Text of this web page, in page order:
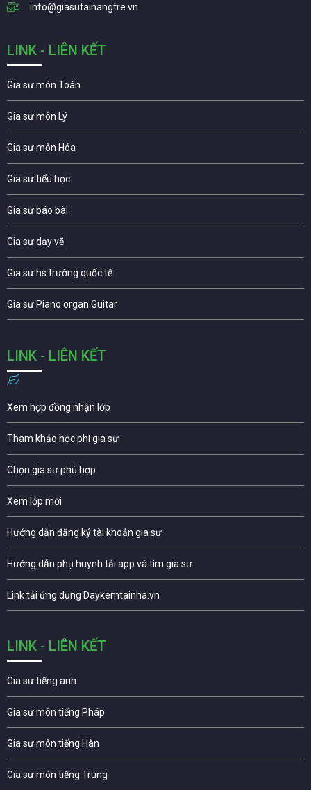
info@giasutainangtre.vn
LINK - LIÊN KẾT
Gia sư môn Toán
Gia sư môn Lý
Gia sư môn Hóa
Gia sư tiểu học
Gia sư báo bài
Gia sư dạy vẽ
Gia sư hs trường quốc tế
Gia sư Piano organ Guitar
LINK - LIÊN KẾT
Xem hợp đồng nhận lớp
Tham khảo học phí gia sư
Chọn gia sư phù hợp
Xem lớp mới
Hướng dẫn đăng ký tài khoản gia sư
Hướng dẫn phụ huynh tải app và tìm gia sư
Link tải ứng dụng Daykemtainha.vn
LINK - LIÊN KẾT
Gia sư tiếng anh
Gia sư môn tiếng Pháp
Gia sư môn tiếng Hàn
Gia sư môn tiếng Trung